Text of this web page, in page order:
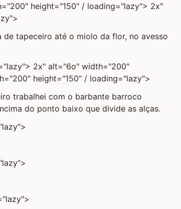
height="150" / loading="lazy"> 2x"
tapeceiro até o miolo da flor, no avesso
2x" alt="6o" width="200"
height="150" / loading="lazy">
trabalhei com o barbante barroco
do ponto baixo que divide as alças.